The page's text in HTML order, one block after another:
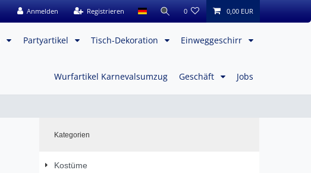
Anmelden Registrieren 0 0,00 EUR
Partyartikel Tisch-Dekoration Einweggeschirr
Wurfartikel Karnevalsumzug Geschäft Jobs
Kategorien
Kostüme